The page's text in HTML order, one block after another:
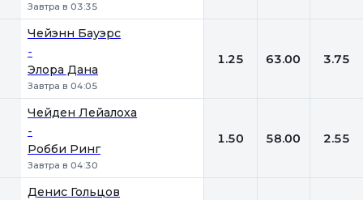
Завтра в 03:35
Чейэнн Бауэрс
-
Элора Дана
Завтра в 04:05
1.25 63.00 3.75
Чейден Лейалоха
-
Робби Ринг
Завтра в 04:30
1.50 58.00 2.55
Денис Гольцов